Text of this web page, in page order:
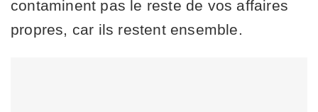
contaminent pas le reste de vos affaires
propres, car ils restent ensemble.